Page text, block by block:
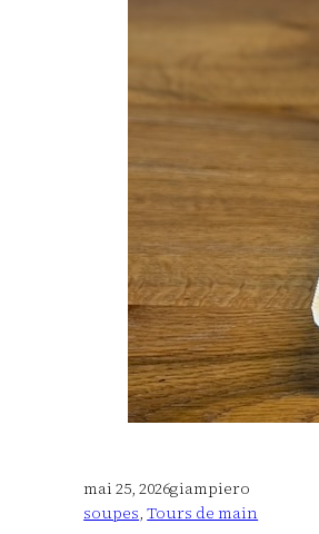
mai 25, 2026giampiero
soupes, Tours de main